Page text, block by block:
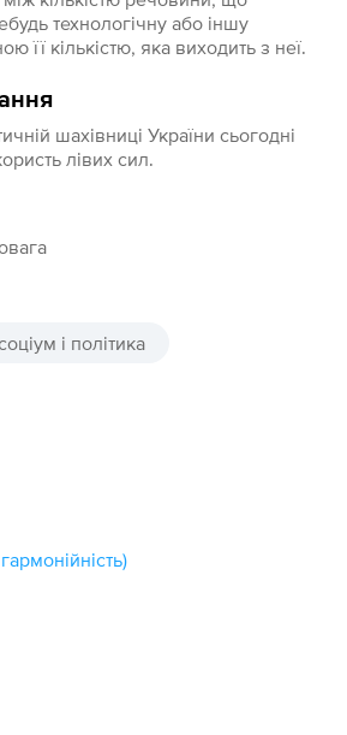
технологічну або іншу
її кількістю, яка виходить з неї.
шахівниці України сьогодні
лівих сил.
і політика